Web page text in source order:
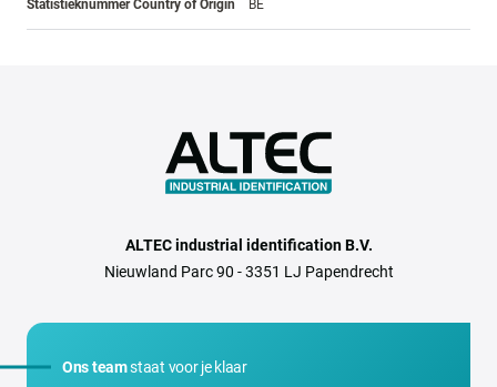
Statistieknummer Country of Origin BE
ALTEC industrial identification B.V.
Nieuwland Parc 90 - 3351 LJ Papendrecht
Ons teamstaat voor je klaar